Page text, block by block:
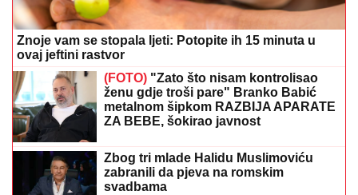
Znoje vam se stopala ljeti: Potopite ih 15 minuta u
ovaj jeftini rastvor
(FOTO) "Zato što nisam kontrolisao
ženu gdje troši pare" Branko Babić
metalnom šipkom RAZBIJA APARATE
ZA BEBE, šokirao javnost
Zbog tri mlade Halidu Muslimoviću
zabranili da pjeva na romskim
svadbama